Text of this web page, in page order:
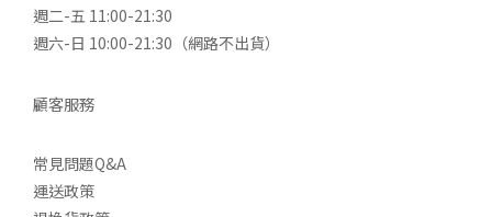
週二-五 11:00-21:30
週六-日 10:00-21:30（網路不出貨）
顧客服務
常見問題Q&A
運送政策